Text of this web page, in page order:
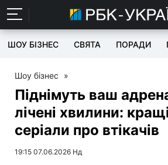
ШОУ БІЗНЕС СВЯТА ПОРАДИ
Шоу бізнес »
Піднімуть ваш
лічені хвилини:
серіали про втікачів
19:15 07.06.2026 Нд